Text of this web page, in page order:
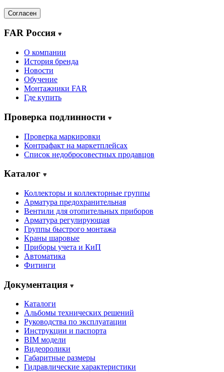
Согласен
FAR Россия
О компании
История бренда
Новости
Обучение
Монтажники FAR
Где купить
Проверка подлинности
Проверка маркировки
Контрафакт на маркетплейсах
Cписок недобросовестных продавцов
Каталог
Коллекторы и коллекторные группы
Арматура предохранительная
Вентили для отопительных приборов
Арматура регулирующая
Группы быстрого монтажа
Краны шаровые
Приборы учета и КиП
Автоматика
Фитинги
Документация
Каталоги
Альбомы технических решений
Руководства по эксплуатации
Инструкции и паспорта
BIM модели
Видеоролики
Габаритные размеры
Гидравлические характеристики